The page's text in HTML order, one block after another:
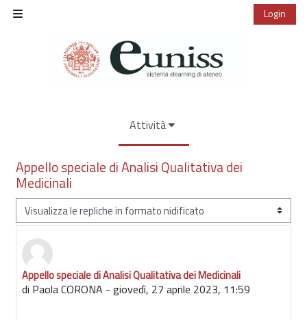
Vai al contenuto principale
Login
Attività
Appello speciale di Analisi Qualitativa dei
Medicinali
Modalità visualizzazione
Appello speciale di Analisi Qualitativa dei Medicinali
di Paola CORONA - giovedì, 27 aprile 2023, 11:59
Numero di risposte: 0